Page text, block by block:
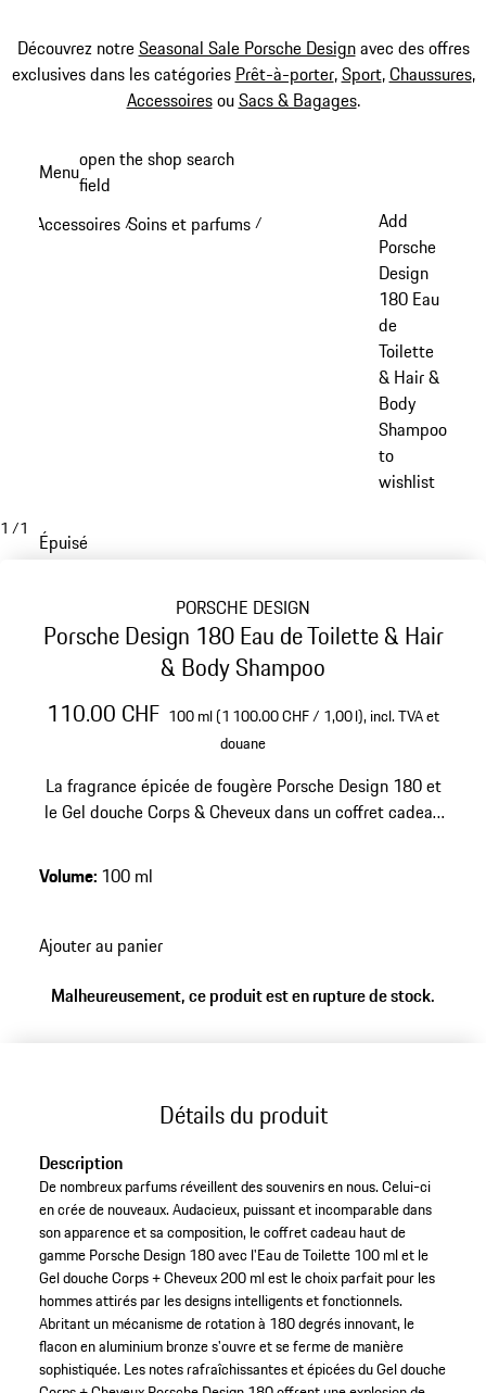
Découvrez notreSeasonal Sale Porsche Designavec des offres
exclusives dans les catégories Prêt-à-porter,Sport,Chaussures,
AccessoiresouSacs & Bagages.
principal
Menuopen the shop search
field
Accessoires /Soins et parfums /
Add
Porsche
Design
180 Eau
de
Toilette
& Hair &
Body
Shampoo
to
wishlist
1 /1
Épuisé
PORSCHE DESIGN
Porsche Design 180 Eau de Toilette & Hair
& Body Shampoo
110.00 CHF 100 ml (1 100.00 CHF / 1,00 l),incl. TVA et
douane
La fragrance épicée de fougère Porsche Design 180 et
le Gel douche Corps & Cheveux dans un coffret cadeau
Volume: 100 ml
Ajouter au panier
Malheureusement, ce produit est en rupture de stock.
Détails du produit
Description
De nombreux parfums réveillent des souvenirs en nous. Celui-ci
en crée de nouveaux. Audacieux, puissant et incomparable dans
son apparence et sa composition, le coffret cadeau haut de
gamme Porsche Design 180 avec l'Eau de Toilette 100 ml et le
Gel douche Corps + Cheveux 200 ml est le choix parfait pour les
hommes attirés par les designs intelligents et fonctionnels.
Abritant un mécanisme de rotation à 180 degrés innovant, le
flacon en aluminium bronze s'ouvre et se ferme de manière
sophistiquée. Les notes rafraîchissantes et épicées du Gel douche